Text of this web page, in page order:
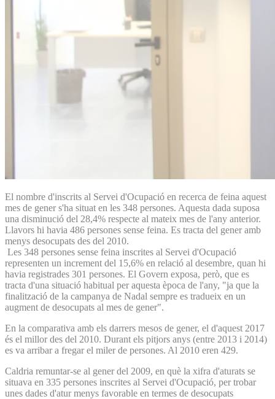
El nombre d'inscrits al Servei d'Ocupació en recerca de feina aquest
mes de gener s'ha situat en les 348 persones. Aquesta dada suposa
una disminució del 28,4% respecte al mateix mes de l'any anterior.
Llavors hi havia 486 persones sense feina. Es tracta del gener amb
menys desocupats des del 2010.
Les 348 persones sense feina inscrites al Servei d'Ocupació
representen un increment del 15,6% en relació al desembre, quan hi
havia registrades 301 persones. El Govern exposa, però, que es
tracta d'una situació habitual per aquesta època de l'any, "ja que la
finalització de la campanya de Nadal sempre es tradueix en un
augment de desocupats al mes de gener".
En la comparativa amb els darrers mesos de gener, el d'aquest 2017
és el millor des del 2010. Durant els pitjors anys (entre 2013 i 2014)
es va arribar a fregar el miler de persones. Al 2010 eren 429.
Caldria remuntar-se al gener del 2009, en què la xifra d'aturats se
situava en 335 persones inscrites al Servei d'Ocupació, per trobar
unes dades d'atur menys favorable en termes de desocupats